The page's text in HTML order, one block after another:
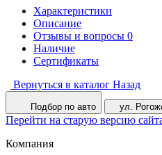
Характеристики
Описание
Отзывы и вопросы 0
Наличие
Сертификаты
Вернуться в каталог Назад
Подбор по авто ул.
Перейти на старую версию
Компания